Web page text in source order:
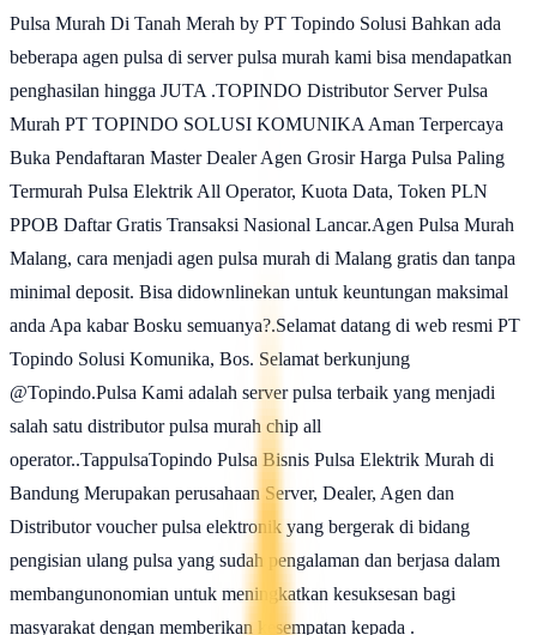
Pulsa Murah Di Tanah Merah by PT Topindo Solusi Bahkan ada
beberapa agen pulsa di server pulsa murah kami bisa mendapatkan
penghasilan hingga JUTA .TOPINDO Distributor Server Pulsa
Murah PT TOPINDO SOLUSI KOMUNIKA Aman Terpercaya
Buka Pendaftaran Master Dealer Agen Grosir Harga Pulsa Paling
Termurah Pulsa Elektrik All Operator, Kuota Data, Token PLN
PPOB Daftar Gratis Transaksi Nasional Lancar.Agen Pulsa Murah
Malang, cara menjadi agen pulsa murah di Malang gratis dan tanpa
minimal deposit. Bisa didownlinekan untuk keuntungan maksimal
anda Apa kabar Bosku semuanya?.Selamat datang di web resmi PT
Topindo Solusi Komunika, Bos. Selamat berkunjung
@Topindo.Pulsa Kami adalah server pulsa terbaik yang menjadi
salah satu distributor pulsa murah chip all
operator..TappulsaTopindo Pulsa Bisnis Pulsa Elektrik Murah di
Bandung Merupakan perusahaan Server, Dealer, Agen dan
Distributor voucher pulsa elektronik yang bergerak di bidang
pengisian ulang pulsa yang sudah pengalaman dan berjasa dalam
membangunonomian untuk meningkatkan kesuksesan bagi
masyarakat dengan memberikan kesempatan kepada .